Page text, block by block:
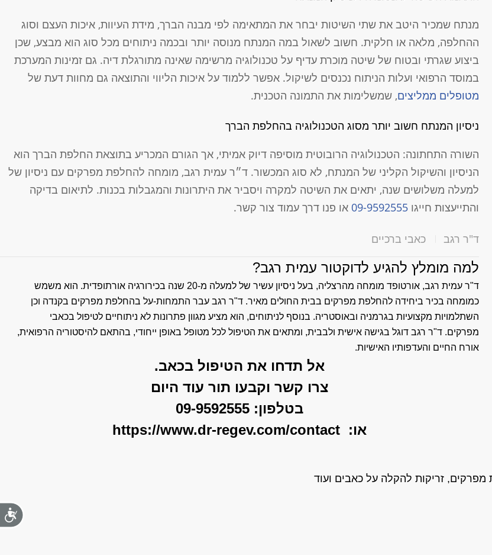
מנתח שמכיר היטב את שתי השיטות יבחר את המתאימה לפי מבנה הברך, מידת העיוות, איכות העצם וסוג
ההחלפה, מלאה או חלקית. חשוב לשאול במה המנתח מנוסה יותר ובכמה ניתוחים מכל סוג הוא מבצע, שכן
ביצוע שגרתי ובטוח של שיטה מוכרת עדיף על טכנולוגיה מרשימה שאינה מתורגלת דיה. גם זמינות המערכת
במוסד הרפואי ועלות הניתוח נכנסים לשיקול. אפשר ללמוד על איכות הליווי והתוצאה גם מחוות דעת של
מטופלים ממליצים, שמשלימות את התמונה הטכנית.
ניסיון המנתח חשוב יותר מסוג הטכנולוגיה בהחלפת הברך
השורה התחתונה: הטכנולוגיה הרובוטית מוסיפה דיוק אמיתי, אך הגורם המכריע בתוצאת החלפת הברך הוא
הניסיון והשיקול הקליני של המנתח, לא סוג המכשור. ד״ר עמית רגב, מומחה להחלפת מפרקים עם ניסיון של
למעלה משלושים שנה, יתאים את השיטה למקרה ויסביר את היתרונות והמגבלות בכנות. לתיאום בדיקה
והתייעצות חייגו 09-9592555 או פנו דרך עמוד צור קשר.
ד"ר רגב כאבי ברכיים
למה מומלץ להגיע לדוקטור עמית רגב?
ד"ר עמית רגב, אורטופד מומחה מהרצליה, בעל ניסיון עשיר של למעלה מ-20 שנה בכירורגיה אורתופדית. הוא משמש
כמומחה בכיר ביחידה להחלפת מפרקים בבית החולים מאיר. ד"ר רגב עבר התמחות-על בהחלפת מפרקים בקנדה וכן
השתלמויות מקצועיות בגרמניה ובאוסטריה. בנוסף לניתוחים, הוא מציע מגוון פתרונות לא ניתוחיים לטיפול בכאבי
מפרקים. ד"ר רגב דוגל בגישה אישית ולבבית, ומתאים את הטיפול לכל מטופל באופן ייחודי, בהתאם להיסטוריה הרפואית,
אורח החיים והעדפותיו האישיות.
אל תדחו את הטיפול בכאב.
צרו קשר וקבעו תור עוד היום
בטלפון: 09-9592555
או: https://www.dr-regev.com/contact
זריקות להקלה על כאבים ועוד